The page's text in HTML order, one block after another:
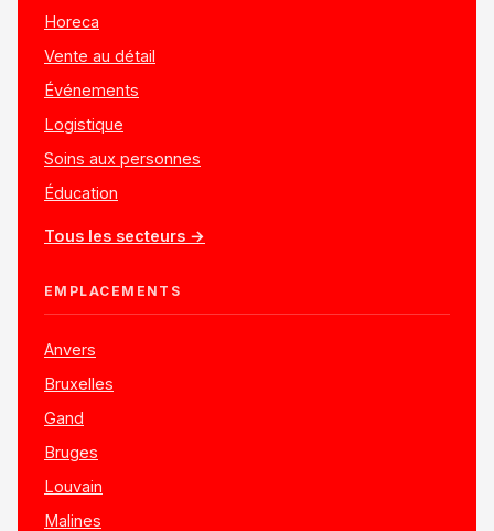
Horeca
Vente au détail
Événements
Logistique
Soins aux personnes
Éducation
Tous les secteurs →
EMPLACEMENTS
Anvers
Bruxelles
Gand
Bruges
Louvain
Malines